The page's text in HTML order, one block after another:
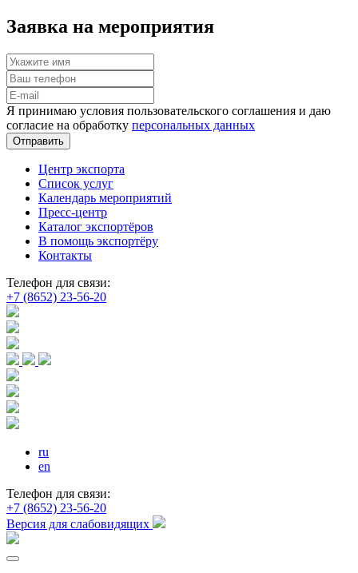
Заявка на мероприятия
Я принимаю условия пользовательского соглашения и даю
согласие на обработку персональных данных
Отправить
Центр экспорта
Список услуг
Календарь мероприятий
Пресс-центр
Каталог экспортёров
В помощь экспортёру
Контакты
Телефон для связи:
+7 (8652) 23-56-20
ru
en
Телефон для связи:
+7 (8652) 23-56-20
Версия для слабовидящих